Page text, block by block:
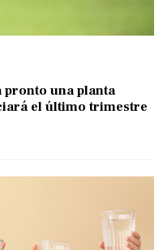
pronto una planta
el último trimestre